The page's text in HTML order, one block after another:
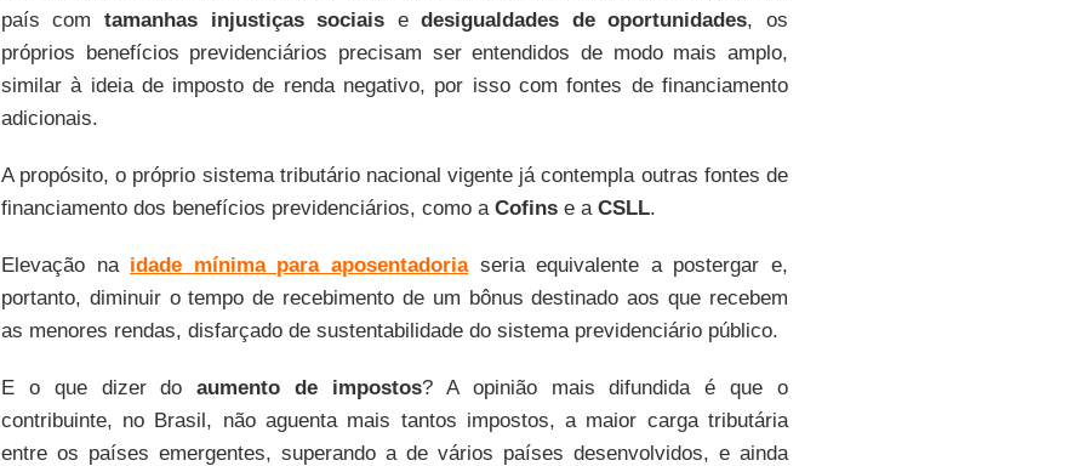
país comtamanhas injustiças sociais edesigualdades de oportunidades, os
próprios benefícios previdenciários precisam ser entendidos de modo mais amplo,
similar à ideia de imposto de renda negativo, por isso com fontes de financiamento
adicionais.
A propósito, o próprio sistema tributário nacional vigente já contempla outras fontes de
financiamento dos benefícios previdenciários, como a Cofinse a CSLL.
Elevação na idade mínima para aposentadoriaseria equivalente a postergar e,
portanto, diminuir o tempo de recebimento de um bônus destinado aos que recebem
as menores rendas, disfarçado de sustentabilidade do sistema previdenciário público.
E o que dizer doaumento de impostos? A opinião mais difundida é que o
contribuinte, no Brasil, não aguenta mais tantos impostos, a maior carga tributária
entre os países emergentes, superando a de vários países desenvolvidos, e ainda